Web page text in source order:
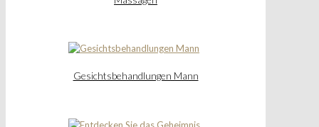
Gesichtsbehandlungen Mann